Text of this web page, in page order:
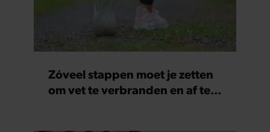
Zóveel stappen moet je zetten
om vet te verbranden en af te